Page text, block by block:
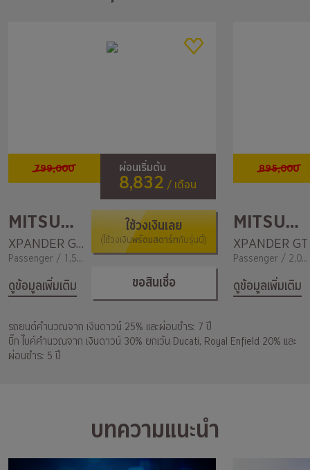
799,000 ผ่อนเริ่มต้น
8,832 / เดือน
MITSUBISHI
XPANDER GLS-LTD
Passenger / 1,500
ดูข้อมูลเพิ่มเติม
ใช้วงเงินเลย
(ใช้วงเงินพร้อมสตาร์ทกับรุ่นนี้)
ขอสินเชื่อ
895,000
MITSUBISHI
XPANDER GT
Passenger / 2,000
ดูข้อมูลเพิ่มเติม
รถยนต์คำนวณจาก เงินดาวน์ 25% และผ่อนชำระ 7 ปี
บิ๊ก ไบค์คำนวณจาก เงินดาวน์ 30% ยกเว้น Ducati, Royal Enfield 20% และ
ผ่อนชำระ 5 ปี
บทความแนะนำ